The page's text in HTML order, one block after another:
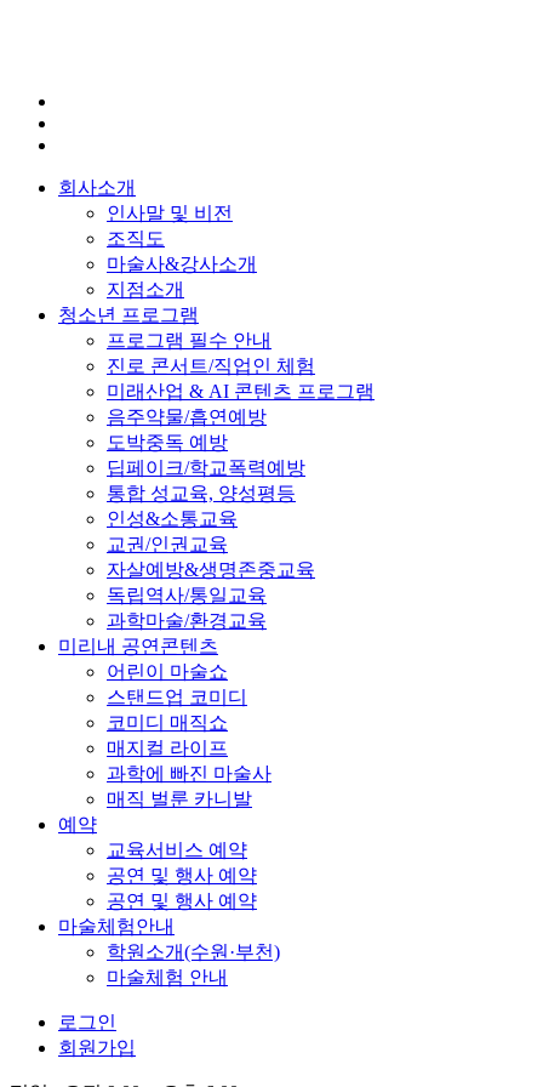
회사소개
인사말 및 비전
조직도
마술사&강사소개
지점소개
청소년 프로그램
프로그램 필수 안내
진로 콘서트/직업인 체험
미래산업 & AI 콘텐츠 프로그램
음주약물/흡연예방
도박중독 예방
딥페이크/학교폭력예방
통합 성교육, 양성평등
인성&소통교육
교권/인권교육
자살예방&생명존중교육
독립역사/통일교육
과학마술/환경교육
미리내 공연콘텐츠
어린이 마술쇼
스탠드업 코미디
코미디 매직쇼
매지컬 라이프
과학에 빠진 마술사
매직 벌룬 카니발
예약
교육서비스 예약
공연 및 행사 예약
공연 및 행사 예약
마술체험안내
학원소개(수원·부천)
마술체험 안내
로그인
회원가입